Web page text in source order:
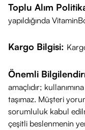
Toplu Alım
yapıldığında
Kargo Bilgisi:
Önemli
amaçlıdır;
taşımaz. Müşteri
sorumluluk kabul
çeşitli beslenmenin